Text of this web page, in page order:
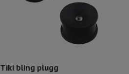
Tiki bling plugg